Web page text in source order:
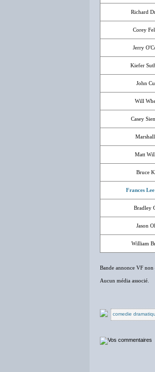
Richard
Corey
Jerry
Kiefer
John
Will
Casey
Matt
Bruce
Frances
Bradley
Jason
William
Bande annonce VF non
Aucun média associé.
comedie